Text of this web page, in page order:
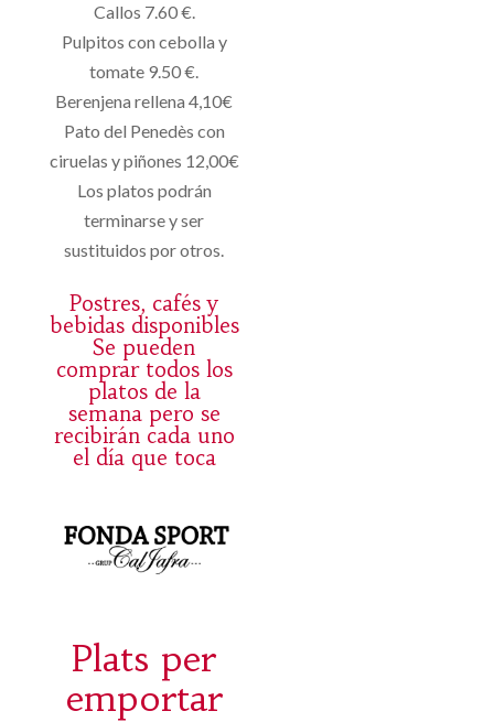
Callos 7.60 €.
Pulpitos con cebolla y
tomate 9.50 €.
Berenjena rellena 4,10€
Pato del Penedès con
ciruelas y piñones 12,00€
Los platos podrán
terminarse y ser
sustituidos por otros.
Postres, cafés y
bebidas disponibles
Se pueden
comprar todos los
platos de la
semana pero se
recibirán cada uno
el día que toca
Plats per
emportar